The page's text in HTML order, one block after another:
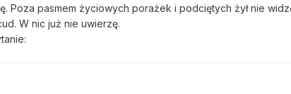
Poza pasmem życiowych porażek i podciętych żył nie
W nic już nie uwierzę.